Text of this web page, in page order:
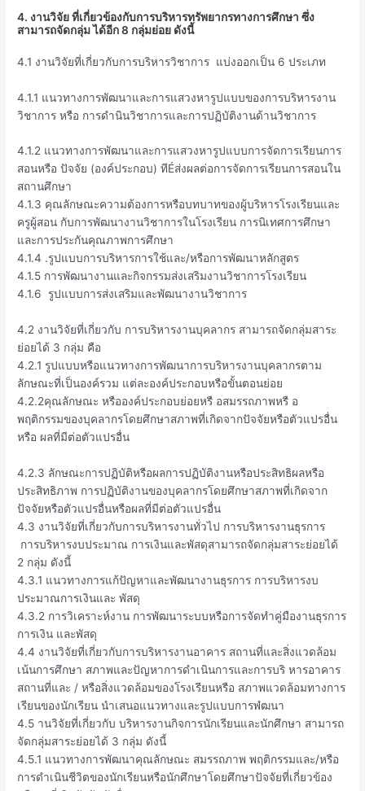
4. งานวิจัย ที่เกี่ยวข้องกับการบริหารทรัพยากรทางการศึกษา ซึ่ง
สามารถจัดกลุ่ม ได้อีก 8 กลุ่มย่อย ดังนี้
4.1 งานวิจัยที่เกี่ยวกับการบริหารวิชาการ แบ่งออกเป็น 6 ประเภท
4.1.1 แนวทางการพัฒนาและการแสวงหารูปแบบของการบริหารงาน
วิชาการ หรือ การดำนินวิชาการและการปฏิบัติงานด้านวิชาการ
4.1.2 แนวทางการพัฒนาและการแสวงหารูปแบบการจัดการเรียนการ
สอนหรือ ปัจจัย (องค์ประกอบ) ทีÉส่งผลต่อการจัดการเรียนการสอนใน
สถานศึกษา
4.1.3 คุณลักษณะความต้องการหรือบทบาทของผู้บริหารโรงเรียนและ
ครูผู้สอน กับการพัฒนางานวิชาการในโรงเรียน การนิเทศการศึกษา
และการประกันคุณภาพการศึกษา
4.1.4 .รูปแบบการบริหารการใช้และ/หรือการพัฒนาหลักสูตร
4.1.5 การพัฒนางานและกิจกรรมส่งเสริมงานวิชาการโรงเรียน
4.1.6 รูปแบบการส่งเสริมและพัฒนางานวิชาการ
4.2 งานวิจัยที่เกี่ยวกับ การบริหารงานบุคลากร สามารถจัดกลุ่มสาระ
ย่อยได้ 3 กลุ่ม คือ
4.2.1 รูปแบบหรือแนวทางการพัฒนาการบริหารงานบุคลากรตาม
ลักษณะที่เป็นองค์รวม แต่ละองค์ประกอบหรือขั้นตอนย่อย
4.2.2คุณลักษณะ หรือองค์ประกอบย่อยหรื อสมรรถภาพหรื อ
พฤติกรรมของบุคลากรโดยศึกษาสภาพที่เกิดจากปัจจัยหรือตัวแปรอื่น
หรือ ผลที่มีต่อตัวแปรอื่น
4.2.3 ลักษณะการปฏิบัติหรือผลการปฏิบัติงานหรือประสิทธิผลหรือ
ประสิทธิภาพ การปฏิบัติงานของบุคลากรโดยศึกษาสภาพที่เกิดจาก
ปัจจัยหรือตัวแปรอื่นหรือผลที่มีต่อตัวแปรอื่น
4.3 งานวิจัยที่เกี่ยวกับการบริหารงานทั่วไป การบริหารงานธุรการ
การบริหารงบประมาณ การเงินและพัสดุสามารถจัดกลุ่มสาระย่อยได้
2 กลุ่ม ดังนี้
4.3.1 แนวทางการแก้ปัญหาและพัฒนางานธุรการ การบริหารงบ
ประมาณการเงินและ พัสดุ
4.3.2 การวิเคราะห์งาน การพัฒนาระบบหรือการจัดทําคู่มืองานธุรการ
การเงิน และพัสดุ
4.4 งานวิจัยที่เกี่ยวกับการบริหารงานอาคาร สถานที่และสิ่งแวดล้อม
เน้นการศึกษา สภาพและปัญหาการดําเนินการและการบริ หารอาคาร
สถานที่และ / หรือสิ่งแวดล้อมของโรงเรียนหรือ สภาพแวดล้อมทางการ
เรียนของนักเรียน นําเสนอแนวทางและรูปแบบการพํฒนา
4.5 านวิจัยที่เกี่ยวกับ บริหารงานกิจการนักเรียนและนักศึกษา สามารถ
จัดกลุ่มสาระย่อยได้ 3 กลุ่ม ดังนี้
4.5.1 แนวทางการพัฒนาคุณลักษณะ สมรรถภาพ พฤติกรรมและ/หรือ
การดําเนินชีวิตของนักเรียนหรือนักศึกษาโดยศึกษาปัจจัยที่เกี่ยวข้อง